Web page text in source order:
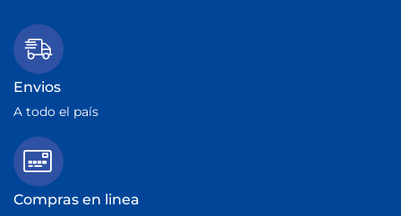
Envios
A todo el país
Compras en linea